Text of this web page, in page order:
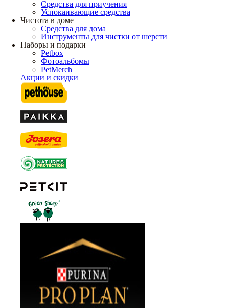
Средства для приучения
Успокаивающие средства
Чистота в доме
Средства для дома
Инструменты для чистки от шерсти
Наборы и подарки
Petbox
Фотоальбомы
PetMerch
Акции и скидки